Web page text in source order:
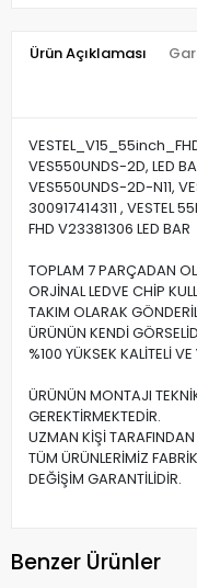
Ürün Açıklaması
VES550UNDS-2D, LED
VES550UNDS-2D-N11,
300917414311 , VESTEL
FHD V23381306 LED BAR
TOPLAM 7 PARÇADAN
ORJİNAL LEDVE CHİP
TAKIM OLARAK
ÜRÜNÜN KENDİ
%100 YÜKSEK KALİTELİ
ÜRÜNÜN MONTAJI
GEREKTİRMEKTEDİR.
UZMAN KİŞİ TARAFINDAN
TÜM ÜRÜNLERİMİZ
DEĞİŞİM GARANTİLİDİR.
Benzer Ürünler